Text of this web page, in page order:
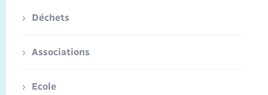
Déchets
Associations
Ecole